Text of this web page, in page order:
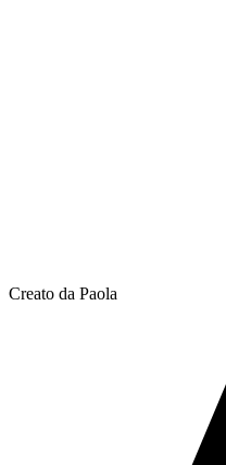
Creato da Paola